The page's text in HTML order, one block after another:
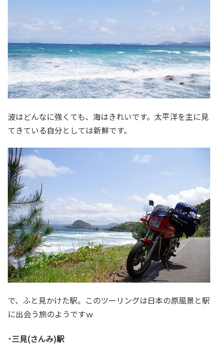
波はどんなに強くても、海はきれいです。太平洋を主に見
てきている自分としては新鮮です。
で、ふと見かけた駅。このツーリングは日本の原風景と駅
に出会う旅のようですｗ
･三見(さんみ)駅